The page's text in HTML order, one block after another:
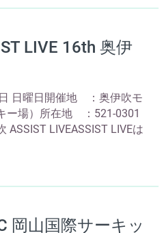
LIVE 16th 奥伊
日曜日開催地 ：奥伊吹モ
ー場）所在地 ：521-0301
ASSIST LIVEASSIST LIVEは
岡山国際サーキッ